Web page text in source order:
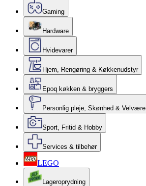
Gaming
Hardware
Hvidevarer
Hjem, Rengøring & Køkkenudstyr
Epoq køkken & bryggers
Personlig pleje, Skønhed & Velvære
Sport, Fritid & Hobby
Services & tilbehør
LEGO
Lageroprydning